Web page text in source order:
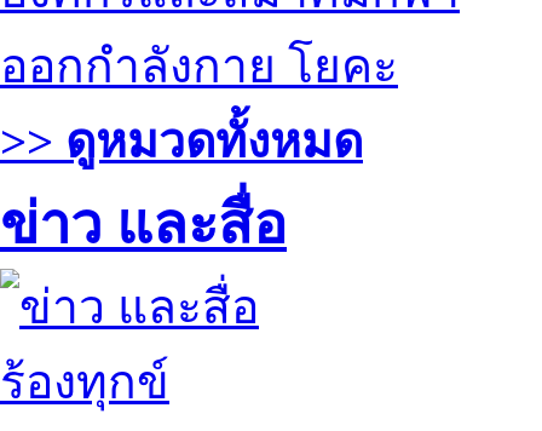
ออกกำลังกาย โยคะ
>> ดูหมวดทั้งหมด
ข่าว และสื่อ
ร้องทุกข์